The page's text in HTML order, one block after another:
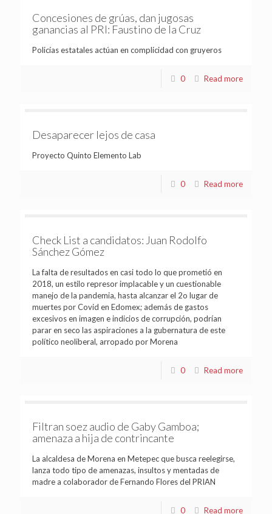
Concesiones de grúas, dan jugosas
ganancias al PRI: Faustino de la Cruz
Policías estatales actúan en complicidad con gruyeros
0 Read more
Desaparecer lejos de casa
Proyecto Quinto Elemento Lab
0 Read more
Check List a candidatos: Juan Rodolfo
Sánchez Gómez
La falta de resultados en casi todo lo que prometió en
2018, un estilo represor implacable y un cuestionable
manejo de la pandemia, hasta alcanzar el 2o lugar de
muertes por Covid en Edomex; además de gastos
excesivos en imagen e indicios de corrupción, podrían
parar en seco las aspiraciones a la gubernatura de este
político neoliberal, arropado por Morena
0 Read more
Filtran soez audio de Gaby Gamboa;
amenaza a hija de contrincante
La alcaldesa de Morena en Metepec que busca reelegirse,
lanza todo tipo de amenazas, insultos y mentadas de
madre a colaborador de Fernando Flores del PRIAN
0 Read more